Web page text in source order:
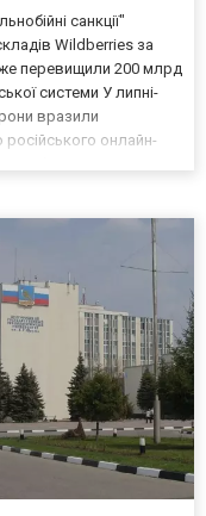
санкції"
Wildberries за
перевищили 200 млрд
системи У липні-
вразили
онлайн-